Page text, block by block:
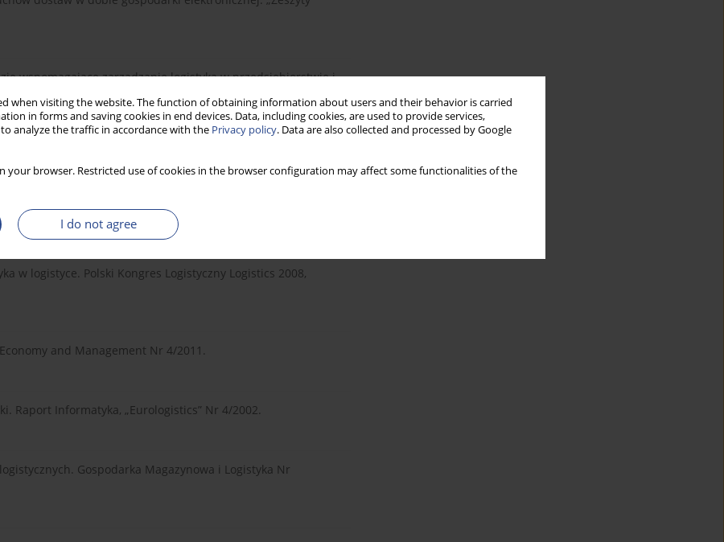
when visiting the website. The function of obtaining information about users and their behavior is carried
in forms and saving cookies in end devices. Data, including cookies, are used to provide services,
analyze the traffic in accordance with the Privacy policy. Data are also collected and processed by Google
your browser. Restricted use of cookies in the browser configuration may affect some functionalities of the
I do not agree
wspomagające zarządzanie logistyką w przedsiębiorstwie i
Nr 68/2014.
w biznesie. ILiM Poznań.
w logistyce. Polski Kongres Logistyczny Logistics 2008,
and Management Nr 4/2011.
Raport Informatyka, „Eurologistics” Nr 4/2002.
Gospodarka Magazynowa i Logistyka Nr